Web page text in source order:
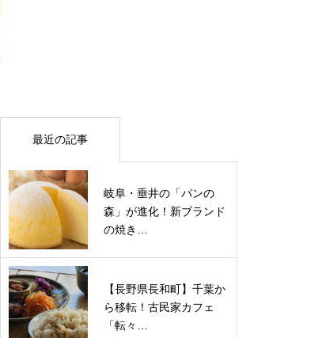
最近の記事
岐阜・垂井の「パンの
森」が進化！新ブランド
の焼き…
【長野県長和町】千葉か
ら移転！古民家カフェ
「転々…